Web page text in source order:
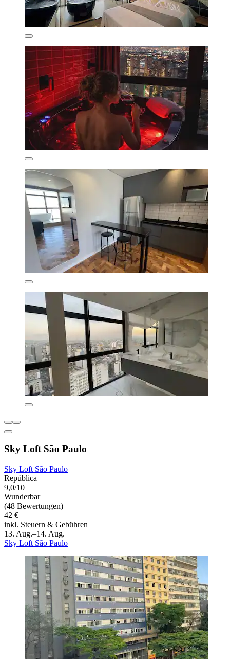
Sky Loft São Paulo
Sky Loft São Paulo
República
9,0/10
Wunderbar
(48 Bewertungen)
42 €
inkl. Steuern & Gebühren
13. Aug.–14. Aug.
Sky Loft São Paulo